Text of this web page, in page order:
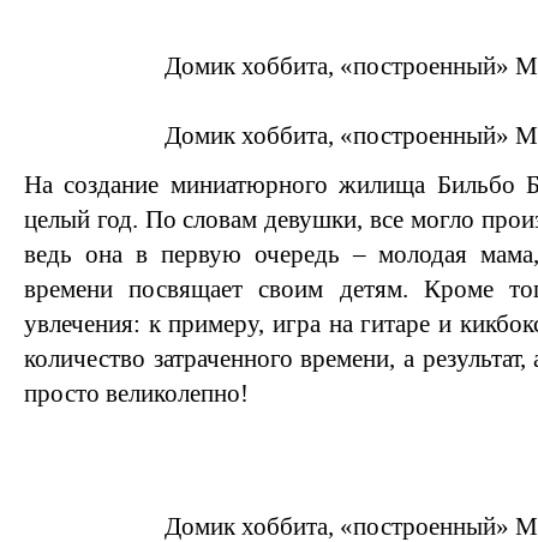
Домик хоббита, «построенный»
Домик хоббита, «построенный»
На создание миниатюрного жилища Бильбо
целый год. По словам девушки, все могло
ведь она в первую очередь – молодая
времени посвящает своим детям. Кроме
увлечения: к примеру, игра на гитаре и
количество затраченного времени, а
просто великолепно!
Домик хоббита, «построенный»